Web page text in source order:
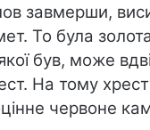
завмерши,
То була
був, може
На тому
червоне